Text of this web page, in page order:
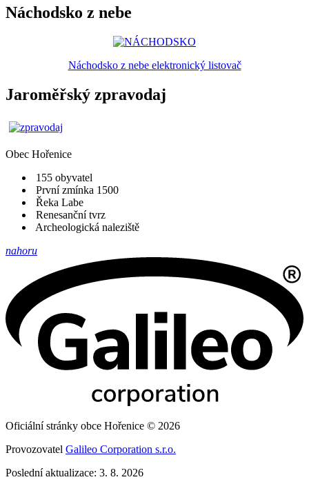
Náchodsko z nebe
Náchodsko z nebe elektronický listovač
Jaroměřský zpravodaj
Obec Hořenice
155 obyvatel
První zmínka 1500
Řeka Labe
Renesanční tvrz
Archeologická naleziště
nahoru
Oficiální stránky obce Hořenice © 2026
Provozovatel Galileo Corporation s.r.o.
Poslední aktualizace: 3. 8. 2026